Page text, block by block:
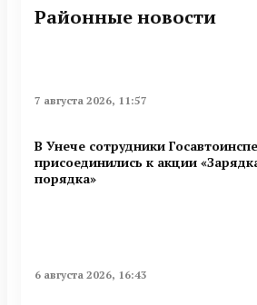
Районные новости
7 августа 2026, 11:57
В Унече сотрудники
присоединились к акции
порядка»
6 августа 2026, 16:43